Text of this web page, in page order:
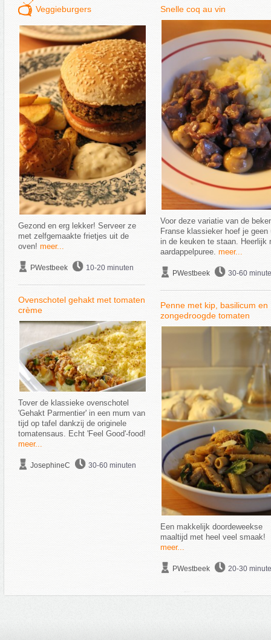
Veggieburgers
Gezond en erg lekker! Serveer ze
met zelfgemaakte frietjes uit de
oven! meer...
PWestbeek 10-20 minuten
Ovenschotel gehakt met tomaten
crème
Tover de klassieke ovenschotel
'Gehakt Parmentier' in een mum van
tijd op tafel dankzij de originele
tomatensaus. Echt 'Feel Good'-food!
meer...
JosephineC 30-60 minuten
Snelle coq au vin
Voor deze variatie van de
Franse klassieker hoef je geen
in de keuken te staan. Heerlijk
aardappelpuree. meer...
PWestbeek 30-60
Penne met kip, basilicum en
zongedroogde tomaten
Een makkelijk doordeweekse
maaltijd met heel veel smaak!
meer...
PWestbeek 20-30